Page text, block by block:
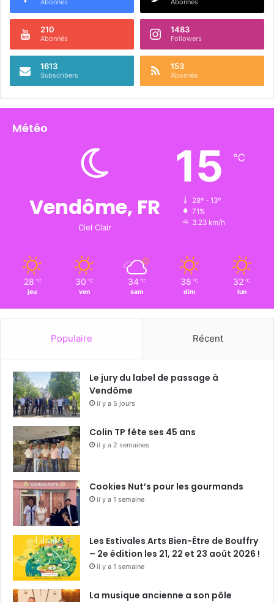
Abonnés Abonnés
210
Abonnés
1483
Followers
1613
Subscribers
153
Abonnés
Météo
Vendôme, FR
Ciel Clair
15 ℃
28º - 13º
71%
3.23 km/h
28 ℃
jeu
30 ℃
ven
34 ℃
sam
38 ℃
dim
32 ℃
lun
Populaire Récent
Le jury du label de passage à
Vendôme
il y a 5 jours
Colin TP fête ses 45 ans
il y a 2 semaines
Cookies Nut’s pour les gourmands
il y a 1 semaine
Les Estivales Arts Bien-Être de Bouffry
– 2e édition les 21, 22 et 23 août 2026 !
il y a 1 semaine
La musique ancienne a son pôle